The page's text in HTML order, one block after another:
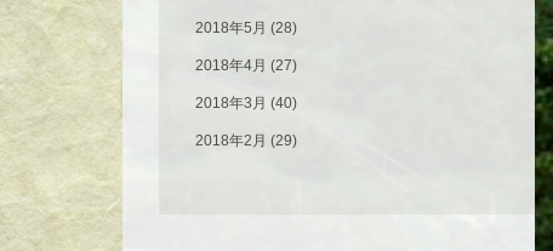
2018年5月 (28)
2018年4月 (27)
2018年3月 (40)
2018年2月 (29)